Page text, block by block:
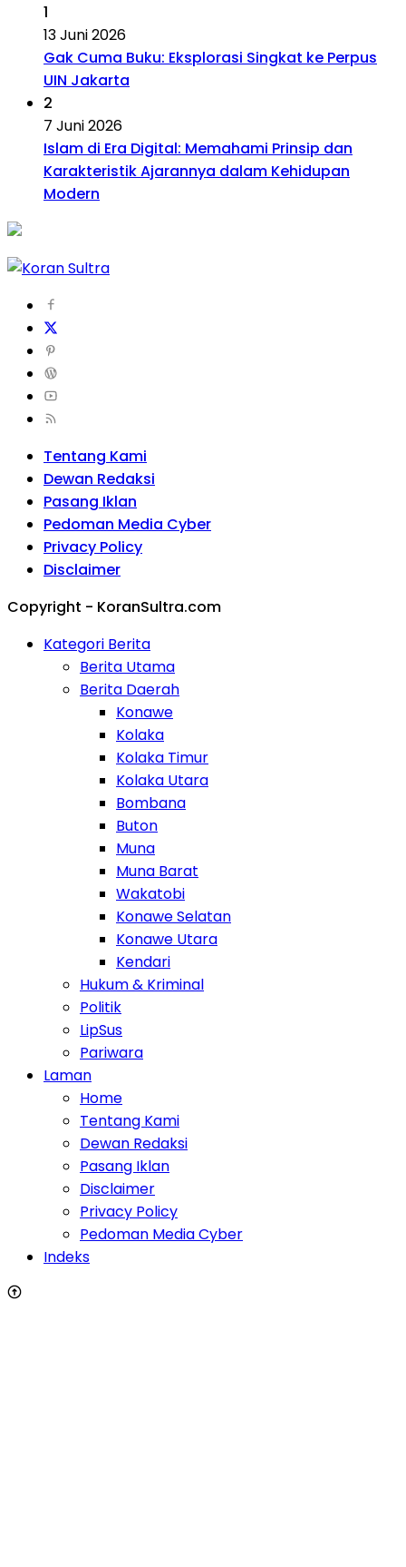
1
13 Juni 2026
Gak Cuma Buku: Eksplorasi Singkat ke Perpus
UIN Jakarta
2
7 Juni 2026
Islam di Era Digital: Memahami Prinsip dan
Karakteristik Ajarannya dalam Kehidupan
Modern
Tentang Kami
Dewan Redaksi
Pasang Iklan
Pedoman Media Cyber
Privacy Policy
Disclaimer
Copyright - KoranSultra.com
Kategori Berita
Berita Utama
Berita Daerah
Konawe
Kolaka
Kolaka Timur
Kolaka Utara
Bombana
Buton
Muna
Muna Barat
Wakatobi
Konawe Selatan
Konawe Utara
Kendari
Hukum & Kriminal
Politik
LipSus
Pariwara
Laman
Home
Tentang Kami
Dewan Redaksi
Pasang Iklan
Disclaimer
Privacy Policy
Pedoman Media Cyber
Indeks